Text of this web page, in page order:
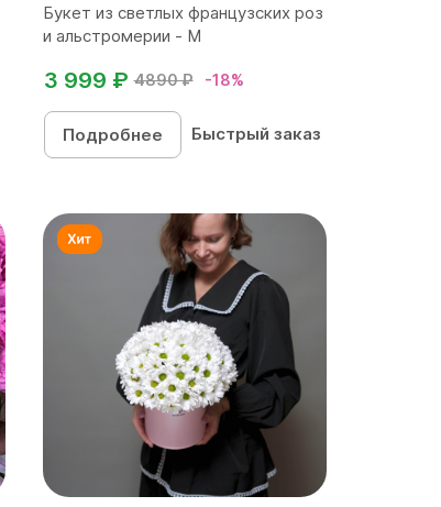
Букет из светлых французских роз
и альстромерии - М
4890 ₽ -18%
3 999 ₽
Подробнее Быстрый заказ